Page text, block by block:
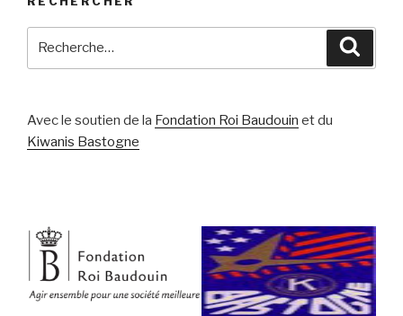
Avec le soutien de la Fondation Roi Baudouin et du
Kiwanis Bastogne